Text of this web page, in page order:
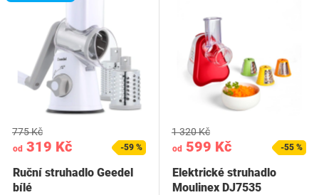
od 319 Kč
775 Kč
-59 %
Ruční struhadlo Geedel
bílé
od 599 Kč
1 320 Kč
-55 %
Elektrické struhadlo
Moulinex DJ7535